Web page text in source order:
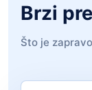
Brzi
Što je